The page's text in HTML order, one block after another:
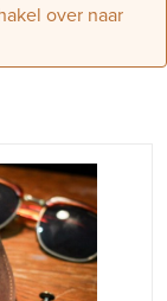
over naar